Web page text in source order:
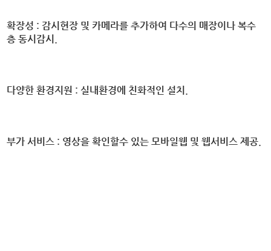
확장성 : 감시현장 및 카메라를 추가하여 다수의 매장이나 복수
층 동시감시.
다양한 환경지원 : 실내환경에 친화적인 설치.
부가 서비스 : 영상을 확인할수 있는 모바일웹 및 웹서비스 제공.